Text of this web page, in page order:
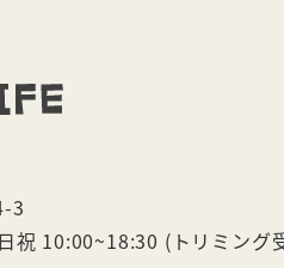
3
10:00~18:30 (トリミング